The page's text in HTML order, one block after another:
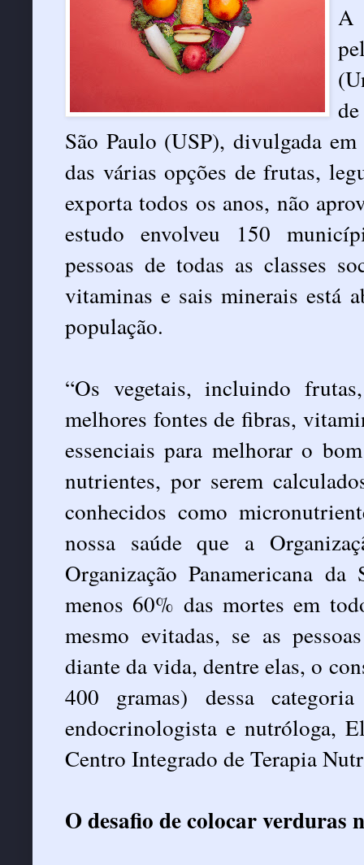
A
São Paulo (USP), divulgada
das várias opções de frutas,
exporta todos os anos, não
estudo envolveu 150
pessoas de todas as classes
vitaminas e sais minerais está
população.
“Os vegetais, incluindo
melhores fontes de fibras,
essenciais para melhorar o
nutrientes, por serem
conhecidos como
nossa saúde que a
Organização Panamericana
menos 60% das mortes em
mesmo evitadas, se as
diante da vida, dentre elas, o
400 gramas) dessa
endocrinologista e nutróloga,
Centro Integrado de Terapia
O desafio de colocar verduras